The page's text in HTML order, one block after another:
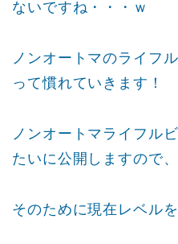
ないですね・・・ｗ
ノンオートマのライフ
って慣れていきます！
ノンオートマライフル
たいに公開しますので
そのために現在レベル